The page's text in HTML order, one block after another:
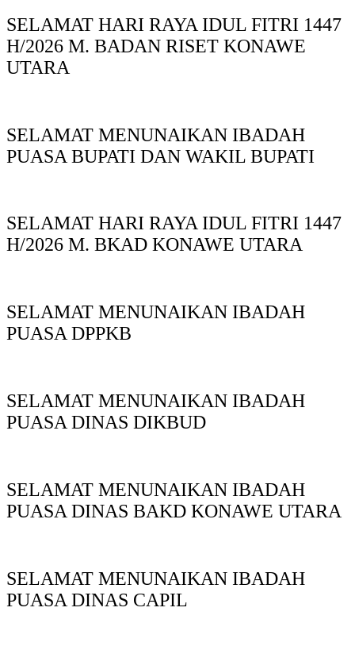
SELAMAT HARI RAYA IDUL FITRI 1447
H/2026 M. BADAN RISET KONAWE
UTARA
SELAMAT MENUNAIKAN IBADAH
PUASA BUPATI DAN WAKIL BUPATI
SELAMAT HARI RAYA IDUL FITRI 1447
H/2026 M. BKAD KONAWE UTARA
SELAMAT MENUNAIKAN IBADAH
PUASA DPPKB
SELAMAT MENUNAIKAN IBADAH
PUASA DINAS DIKBUD
SELAMAT MENUNAIKAN IBADAH
PUASA DINAS BAKD KONAWE UTARA
SELAMAT MENUNAIKAN IBADAH
PUASA DINAS CAPIL